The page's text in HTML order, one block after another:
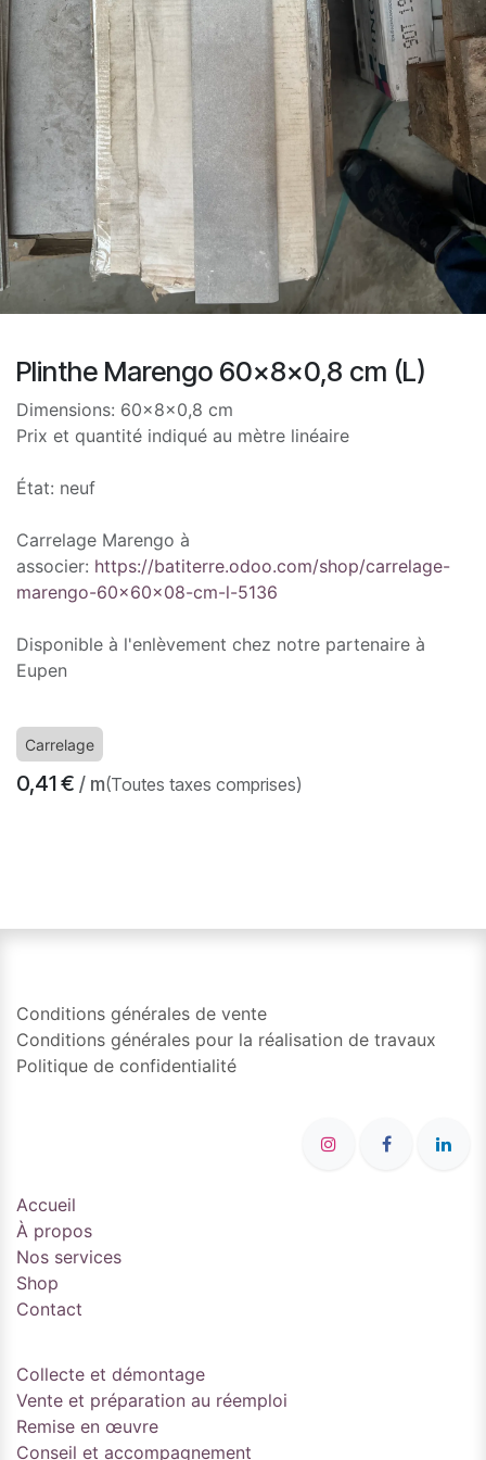
Plinthe Marengo 60x8x0,8 cm (L)
Dimensions: 60x8x0,8 cm
Prix et quantité indiqué au mètre linéaire
État: neuf
Carrelage Marengo à
associer: https://batiterre.odoo.com/shop/carrelage-
marengo-60x60x08-cm-l-5136
Disponible à l'enlèvement chez notre partenaire à
Eupen
Carrelage
0,41€ / m(Toutes taxes comprises)
Conditions générales de vente
Conditions générales pour la réalisation de travaux
Politique de confidentialité
Accueil
À propos
Nos services
Shop
Contact
Collecte et démontage
Vente et préparation au réemploi
Remise en œuvre
Conseil et accompagnement